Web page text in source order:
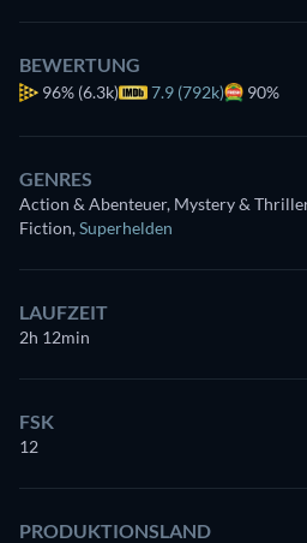
BEWERTUNG
96% (6.3k) 7.9 (792k) 90%
GENRES
Action & Abenteuer, Mystery &
Fiction,Superhelden
LAUFZEIT
2h 12min
FSK
12
PRODUKTIONSLAND